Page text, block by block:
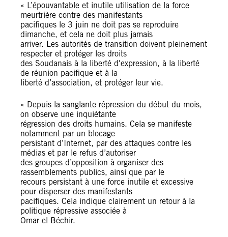
« L’épouvantable et inutile utilisation de la force
meurtrière contre des manifestants
pacifiques le 3 juin ne doit pas se reproduire
dimanche, et cela ne doit plus jamais
arriver. Les autorités de transition doivent pleinement
respecter et protéger les droits
des Soudanais à la liberté d'expression, à la liberté
de réunion pacifique et à la
liberté d’association, et protéger leur vie.
« Depuis la sanglante répression du début du mois,
on observe une inquiétante
régression des droits humains. Cela se manifeste
notamment par un blocage
persistant d’Internet, par des attaques contre les
médias et par le refus d’autoriser
des groupes d’opposition à organiser des
rassemblements publics, ainsi que par le
recours persistant à une force inutile et excessive
pour disperser des manifestants
pacifiques. Cela indique clairement un retour à la
politique répressive associée à
Omar el Béchir.